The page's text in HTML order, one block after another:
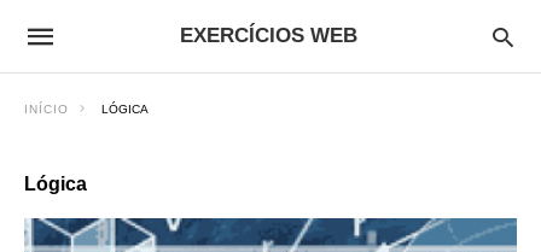
EXERCÍCIOS WEB
INÍCIO LÓGICA
Lógica